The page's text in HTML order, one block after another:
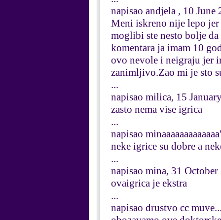
napisao andjela , 10 June
Meni iskreno nije lepo
moglibi ste nesto bolje
komentara ja imam 10
ovo nevole i neigraju jer
zanimljivo.Zao mi je sto
...
napisao milica, 15
zasto nema vise igrica
...
napisao
neke igrice su dobre a
...
napisao mina, 31
ovaigrica je ekstra
...
napisao drustvo cc